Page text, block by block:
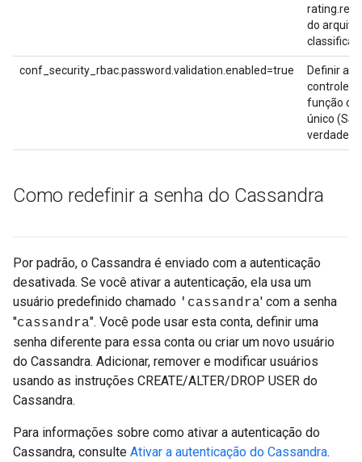
do
conf_security_rbac.password.validation.enabled=true
Definir a
controle
função
único
Como redefinir a senha do Cassandra
Por padrão, o Cassandra é enviado com a autenticação
desativada. Se você ativar a autenticação, ela usa um
usuário predefinido chamado 'cassandra' com a senha
"cassandra". Você pode usar esta conta, definir uma
senha diferente para essa conta ou criar um novo usuário
do Cassandra. Adicionar, remover e modificar usuários
usando as instruções CREATE/ALTER/DROP USER do
Cassandra.
Para informações sobre como ativar a autenticação do
Cassandra, consulte Ativar a autenticação do Cassandra.